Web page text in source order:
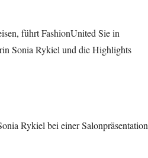
führt FashionUnited Sie in
Sonia Rykiel und die Highlights
Rykiel bei einer Salonpräsentation